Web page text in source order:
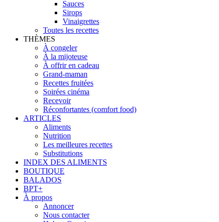
Sauces
Sirops
Vinaigrettes
Toutes les recettes
THÈMES
À congeler
À la mijoteuse
À offrir en cadeau
Grand-maman
Recettes fruitées
Soirées cinéma
Recevoir
Réconfortantes (comfort food)
ARTICLES
Aliments
Nutrition
Les meilleures recettes
Substitutions
INDEX DES ALIMENTS
BOUTIQUE
BALADOS
BPT+
À propos
Annoncer
Nous contacter